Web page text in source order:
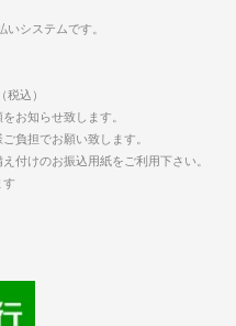
システムです。
込）
お知らせ致します。
負担でお願い致します。
付けのお振込用紙をご利用下さい。
す